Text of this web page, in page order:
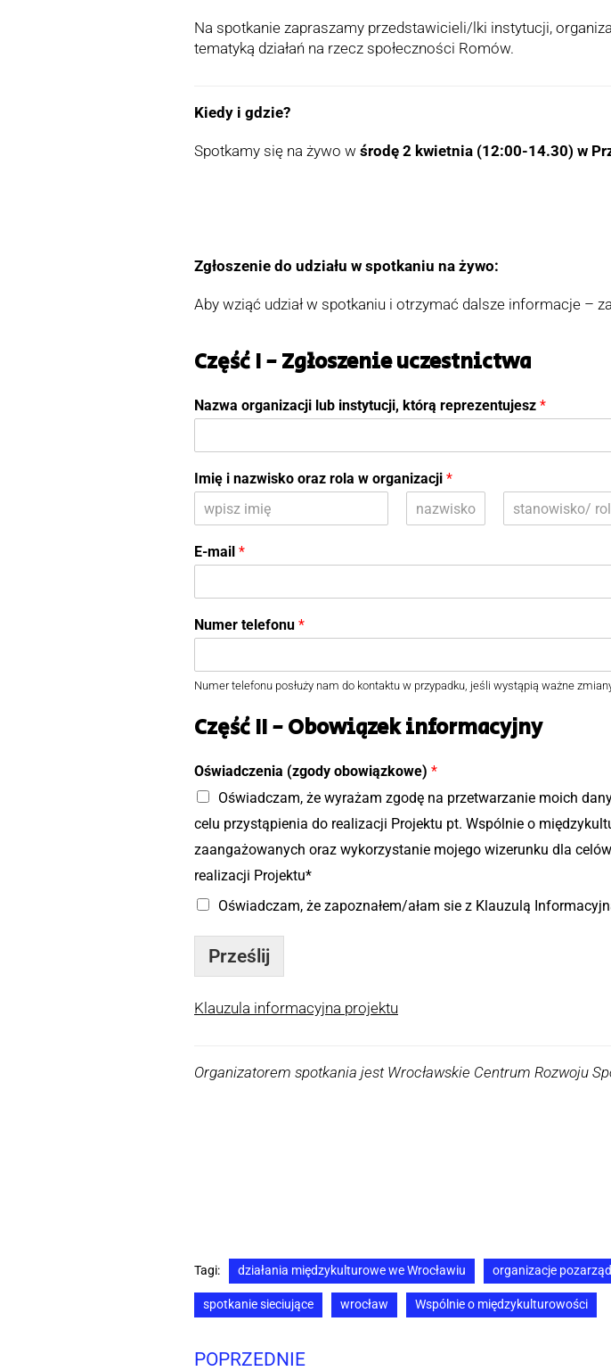
Na spotkanie zapraszamy przedstawicieli/lki instytucji,
tematyką działań na rzecz społeczności Romów.
Kiedy i gdzie?
Spotkamy się na żywo w środę 2 kwietnia (12:00-14.30) w
Zgłoszenie do udziału w spotkaniu na żywo:
Aby wziąć udział w spotkaniu i otrzymać dalsze informacje –
Część I - Zgłoszenie uczestnictwa
Nazwa organizacji lub instytucji, którą reprezentujesz *
Imię i nazwisko oraz rola w organizacji *
i
e
s
z
y
k
n
E-mail *
Numer telefonu *
Numer telefonu posłuży nam do kontaktu w przypadku, jeśli wystąpią ważne
Część II - Obowiązek informacyjny
Oświadczenia (zgody obowiązkowe) *
Oświadczam, że wyrażam zgodę na przetwarzanie moich
celu przystąpienia do realizacji Projektu pt. Wspólnie o
zaangażowanych oraz wykorzystanie mojego wizerunku dla
realizacji Projektu*
Oświadczam, że zapoznałem/ałam sie z Klauzulą
Prześlij
Klauzula informacyjna projektu
Organizatorem spotkania jest Wrocławskie Centrum Rozwoju
Tagi: działania międzykulturowe we Wrocławiu organizacje
spotkanie sieciujące wrocław Wspólnie o międzykulturowości
POPRZEDNIE